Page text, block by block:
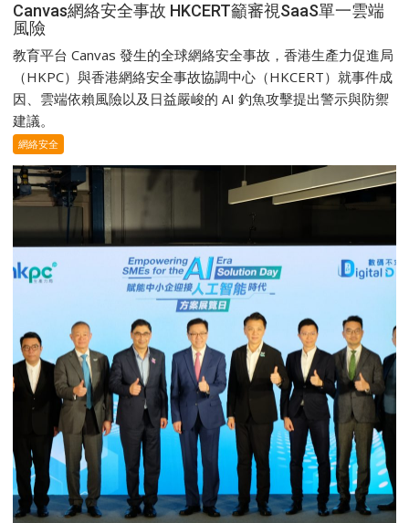
Canvas網絡安全事故 HKCERT籲審視SaaS單一雲端
風險
教育平台 Canvas 發生的全球網絡安全事故，香港生產力促進局
（HKPC）與香港網絡安全事故協調中心（HKCERT）就事件成
因、雲端依賴風險以及日益嚴峻的 AI 釣魚攻擊提出警示與防禦
建議。
網絡安全